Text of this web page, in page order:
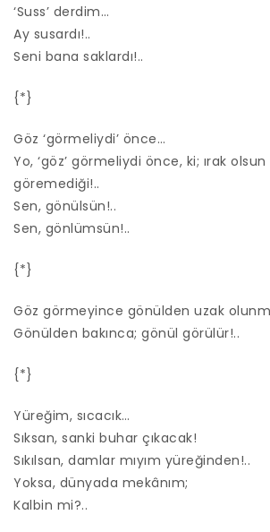
‘Suss’ derdim…
Ay susardı!..
Seni bana saklardı!..
{*}
Göz ‘görmeliydi’ önce…
Yo, ‘göz’ görmeliydi önce, ki; ırak
göremediği!..
Sen, gönülsün!..
Sen, gönlümsün!..
{*}
Göz görmeyince gönülden uzak
Gönülden bakınca; gönül görülür!..
{*}
Yüreğim, sıcacık…
Sıksan, sanki buhar çıkacak!
Sıkılsan, damlar mıyım yüreğinden!..
Yoksa, dünyada mekânım;
Kalbin mi?..